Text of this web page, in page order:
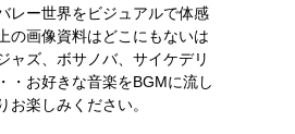
レー世界をビジュアルで体感
の画像資料はどこにもないは
ズ、ボサノバ、サイケデリ
・お好きな音楽をBGMに流し
お楽しみください。